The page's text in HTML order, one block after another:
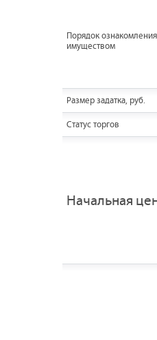
Порядок
имуществом
Размер задатка, руб.
Статус торгов
Начальная